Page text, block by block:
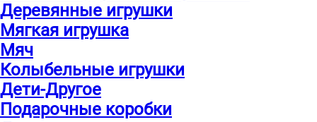
Деревянные игрушки
Мягкая игрушка
Мяч
Колыбельные игрушки
Дети-Другое
Подарочные коробки